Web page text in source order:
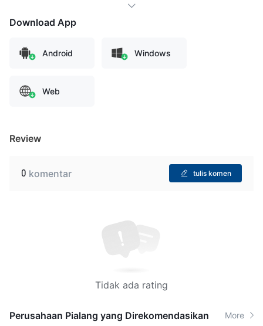
Download App
Android Windows
Web
Review
0 komentar tulis komen
Tidak ada rating
Perusahaan Pialang yang Direkomendasikan More